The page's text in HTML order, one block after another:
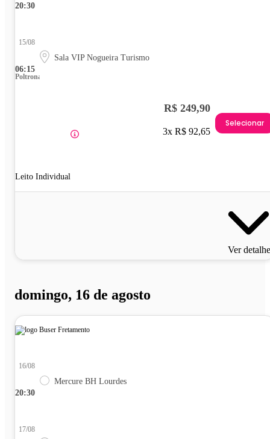
20:30
06:15
15/08
Sala VIP Nogueira Turismo
Poltrona
Leito Individual
R$ 249,90
3x R$ 92,65
Selecionar
Ver
domingo, 16 de agosto
20:30
16/08
Mercure BH Lourdes
17/08